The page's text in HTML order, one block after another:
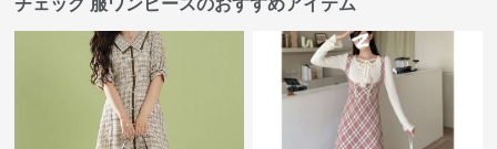
チェック 服ワンピースのおすすめアイテム